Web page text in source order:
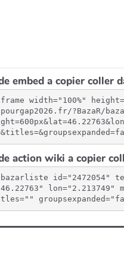
embed a copier coller
width="100%"
?BazaR/
action wiki a copier
id="2472054"
lon="2.213749"